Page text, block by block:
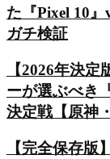
た『Pixel 10
ガチ検証
【2026年決
ーが選ぶべき
決定戦【原神
【完全保存版